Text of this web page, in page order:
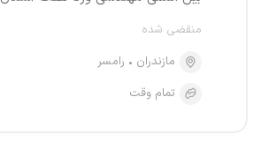
منقضی شده
مازندران
رامسر
تمام وقت